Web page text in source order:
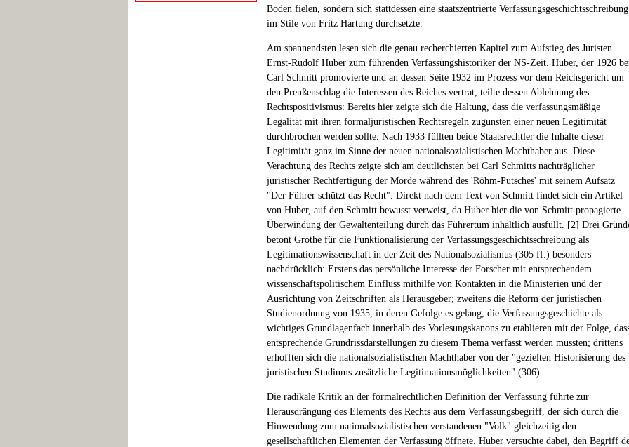
Boden fielen, sondern sich stattdessen eine staatszentrierte Verfassungsgeschichtsschreibung
im Stile von Fritz Hartung durchsetzte.
Am spannendsten lesen sich die genau recherchierten Kapitel zum Aufstieg des Juristen
Ernst-Rudolf Huber zum führenden Verfassungshistoriker der NS-Zeit. Huber, der 1926
Carl Schmitt promovierte und an dessen Seite 1932 im Prozess vor dem Reichsgericht um
den Preußenschlag die Interessen des Reiches vertrat, teilte dessen Ablehnung des
Rechtspositivismus: Bereits hier zeigte sich die Haltung, dass die verfassungsmäßige
Legalität mit ihren formaljuristischen Rechtsregeln zugunsten einer neuen Legitimität
durchbrochen werden sollte. Nach 1933 füllten beide Staatsrechtler die Inhalte dieser
Legitimität ganz im Sinne der neuen nationalsozialistischen Machthaber aus. Diese
Verachtung des Rechts zeigte sich am deutlichsten bei Carl Schmitts nachträglicher
juristischer Rechtfertigung der Morde während des 'Röhm-Putsches' mit seinem Aufsatz
"Der Führer schützt das Recht". Direkt nach dem Text von Schmitt findet sich ein Artikel
von Huber, auf den Schmitt bewusst verweist, da Huber hier die von Schmitt propagierte
Überwindung der Gewaltenteilung durch das Führertum inhaltlich ausfüllt. [2] Drei
betont Grothe für die Funktionalisierung der Verfassungsgeschichtsschreibung als
Legitimationswissenschaft in der Zeit des Nationalsozialismus (305 ff.) besonders
nachdrücklich: Erstens das persönliche Interesse der Forscher mit entsprechendem
wissenschaftspolitischem Einfluss mithilfe von Kontakten in die Ministerien und der
Ausrichtung von Zeitschriften als Herausgeber; zweitens die Reform der juristischen
Studienordnung von 1935, in deren Gefolge es gelang, die Verfassungsgeschichte als
wichtiges Grundlagenfach innerhalb des Vorlesungskanons zu etablieren mit der Folge,
entsprechende Grundrissdarstellungen zu diesem Thema verfasst werden mussten; drittens
erhofften sich die nationalsozialistischen Machthaber von der "gezielten Historisierung des
juristischen Studiums zusätzliche Legitimationsmöglichkeiten" (306).
Die radikale Kritik an der formalrechtlichen Definition der Verfassung führte zur
Herausdrängung des Elements des Rechts aus dem Verfassungsbegriff, der sich durch die
Hinwendung zum nationalsozialistischen verstandenen "Volk" gleichzeitig den
gesellschaftlichen Elementen der Verfassung öffnete. Huber versuchte dabei, den Begriff